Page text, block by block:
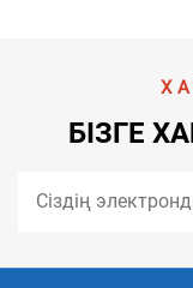
БІЗГЕ